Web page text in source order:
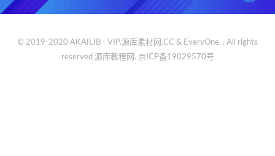
© 2019-2020 AKAILIB - VIP.源库素材网.CC & EveryOne. . All rights
reserved 源库教程网. 京ICP备19029570号